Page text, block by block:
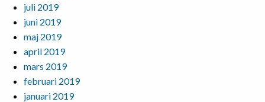
juli 2019
juni 2019
maj 2019
april 2019
mars 2019
februari 2019
januari 2019